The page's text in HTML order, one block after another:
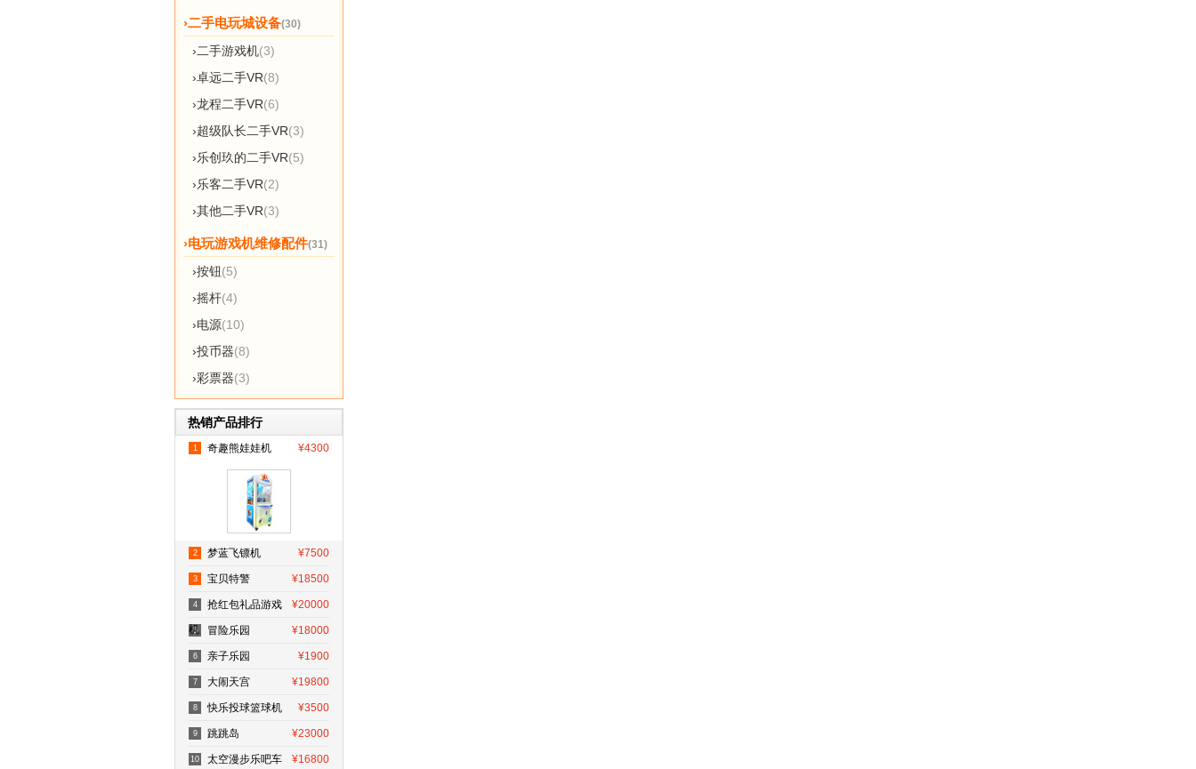
›二手电玩城设备(30)
›二手游戏机(3)
›卓远二手VR(8)
›龙程二手VR(6)
›超级队长二手VR(3)
›乐创玖的二手VR(5)
›乐客二手VR(2)
›其他二手VR(3)
›电玩游戏机维修配件(31)
›按钮(5)
›摇杆(4)
›电源(10)
›投币器(8)
›彩票器(3)
热销产品排行
1 ¥4300
奇趣熊娃娃机
2 ¥7500
梦蓝飞镖机
3 ¥18500
宝贝特警
4 ¥20000
抢红包礼品游戏
机
5 ¥18000
冒险乐园
6 ¥1900
亲子乐园
7 ¥19800
大闹天宫
8 ¥3500
快乐投球篮球机
9 ¥23000
跳跳岛
10 ¥16800
太空漫步乐吧车